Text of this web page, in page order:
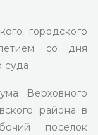
городского
со дня
суда.
Верховного
района в
поселок